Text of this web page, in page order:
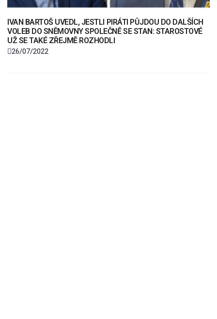
IVAN BARTOŠ UVEDL, JESTLI PIRÁTI PŮJDOU DO DALŠÍCH
VOLEB DO SNĚMOVNY SPOLEČNĚ SE STAN: STAROSTOVÉ
UŽ SE TAKÉ ZŘEJMĚ ROZHODLI
26/07/2022